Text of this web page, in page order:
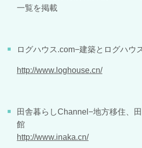
一覧を掲載
ログハウス.com−建築とログハウ
http://www.loghouse.cn/
田舎暮らしChannel−地方移住、
館
http://www.inaka.cn/